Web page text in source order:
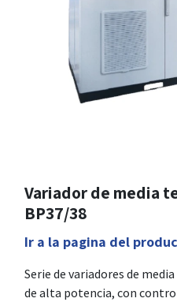
Variador de media
BP37/38
Ir a la pagina del
Serie de variadores de
de alta potencia, con